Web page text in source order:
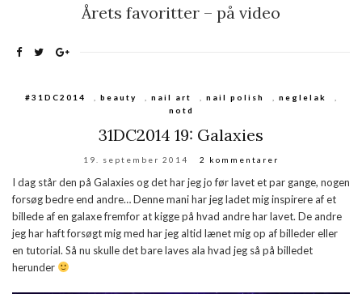
Årets favoritter – på video
#31DC2014 beauty nail art nail polish neglelak
notd
31DC2014 19: Galaxies
19. september 2014 2 kommentarer
I dag står den på Galaxies og det har jeg jo før lavet et par gange, nogen
forsøg bedre end andre… Denne mani har jeg ladet mig inspirere af et
billede af en galaxe fremfor at kigge på hvad andre har lavet. De andre
jeg har haft forsøgt mig med har jeg altid lænet mig op af billeder eller
en tutorial. Så nu skulle det bare laves ala hvad jeg så på billedet
herunder